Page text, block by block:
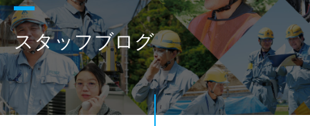
スタッフブログ